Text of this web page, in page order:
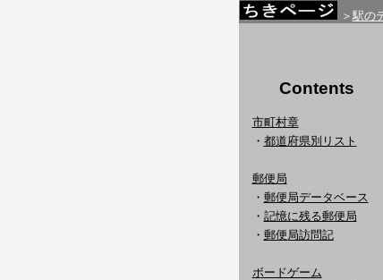
＞ 駅の
Contents
市町村章
・ 都道府県別リスト
郵便局
・ 郵便局データベース
・ 記憶に残る郵便局
・ 郵便局訪問記
ボードゲーム